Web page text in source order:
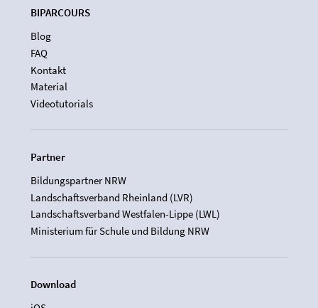
BIPARCOURS
Blog
FAQ
Kontakt
Material
Videotutorials
Partner
Bildungspartner NRW
Landschaftsverband Rheinland (LVR)
Landschaftsverband Westfalen-Lippe (LWL)
Ministerium für Schule und Bildung NRW
Download